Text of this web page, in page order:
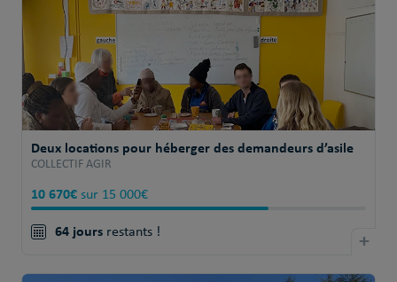
Deux locations pour héberger des demandeurs d’asile
COLLECTIF AGIR
10 670€sur 15 000€
64 joursrestants ! +